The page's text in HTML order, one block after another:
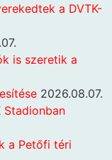
a DVTK-
is szeretik a
2026.08.07.
Stadionban
a Petőfi téri